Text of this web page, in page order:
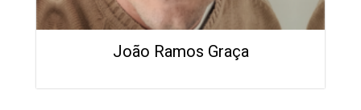
João Ramos Graça